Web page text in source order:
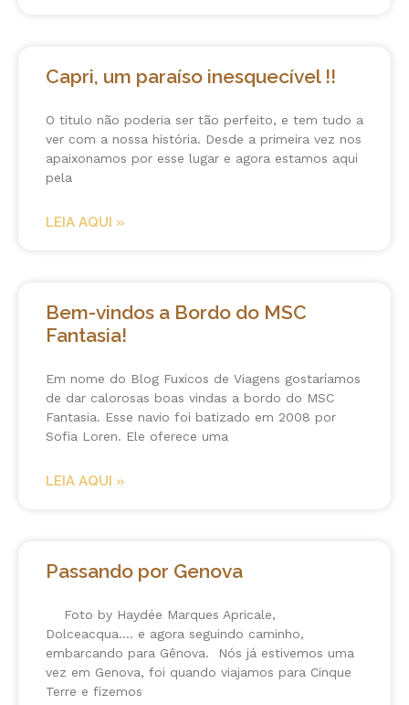
Capri, um paraíso inesquecível !!
O titulo não poderia ser tão perfeito, e tem tudo a
ver com a nossa história. Desde a primeira vez nos
apaixonamos por esse lugar e agora estamos aqui
pela
LEIA AQUI »
Bem-vindos a Bordo do MSC
Fantasia!
Em nome do Blog Fuxicos de Viagens gostaríamos
de dar calorosas boas vindas a bordo do MSC
Fantasia. Esse navio foi batizado em 2008 por
Sofia Loren. Ele oferece uma
LEIA AQUI »
Passando por Genova
Foto by Haydée Marques Apricale,
Dolceacqua…. e agora seguindo caminho,
embarcando para Gênova. Nós já estivemos uma
vez em Genova, foi quando viajamos para Cinque
Terre e fizemos